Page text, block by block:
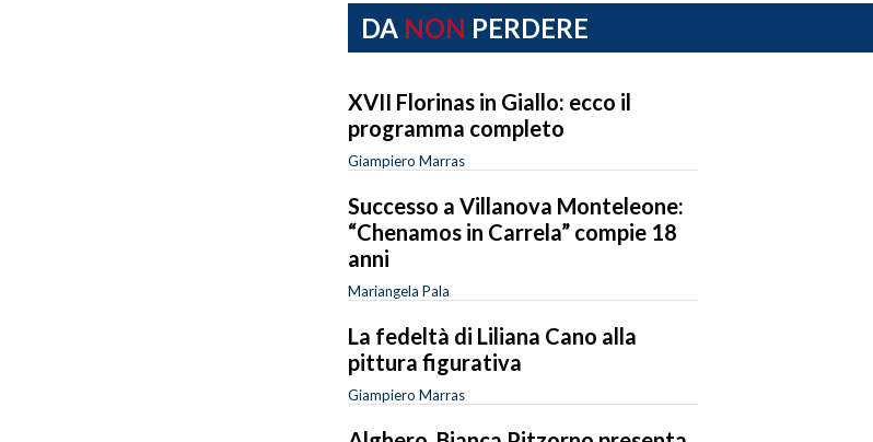
DA NON PERDERE
XVII Florinas in Giallo: ecco il
programma completo
Giampiero Marras
Successo a Villanova Monteleone:
“Chenamos in Carrela” compie 18
anni
Mariangela Pala
La fedeltà di Liliana Cano alla
pittura figurativa
Giampiero Marras